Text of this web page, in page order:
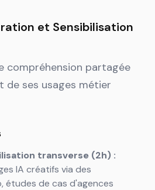
et Sensibilisation
compréhension partagée
de ses usages métier
transverse (2h) :
IA créatifs via des
études de cas d'agences